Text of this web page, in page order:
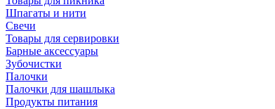
Шпагаты и нити
Свечи
Товары для сервировки
Барные аксессуары
Зубочистки
Палочки
Палочки для шашлыка
Продукты питания